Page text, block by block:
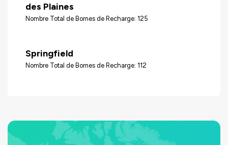
des Plaines
Nombre Total de Bornes de Recharge: 125
Springfield
Nombre Total de Bornes de Recharge: 112